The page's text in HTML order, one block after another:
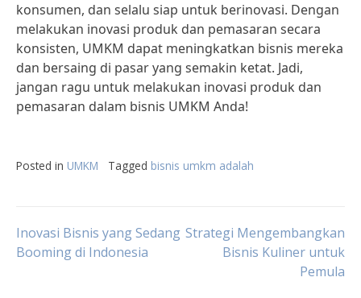
konsumen, dan selalu siap untuk berinovasi. Dengan
melakukan inovasi produk dan pemasaran secara
konsisten, UMKM dapat meningkatkan bisnis mereka
dan bersaing di pasar yang semakin ketat. Jadi,
jangan ragu untuk melakukan inovasi produk dan
pemasaran dalam bisnis UMKM Anda!
Posted in UMKM Tagged bisnis umkm adalah
Post
Inovasi Bisnis yang Sedang
Booming di Indonesia
Strategi Mengembangkan
Bisnis Kuliner untuk
Pemula